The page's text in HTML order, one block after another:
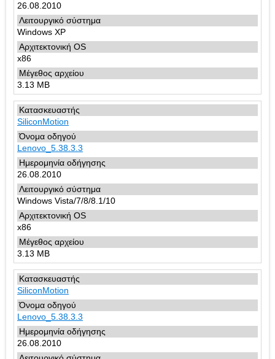
26.08.2010
Windows XP
x86
3.13 MB
SiliconMotion
Lenovo_5.38.3.3
26.08.2010
Windows Vista/7/8/8.1/10
x86
3.13 MB
SiliconMotion
Lenovo_5.38.3.3
26.08.2010